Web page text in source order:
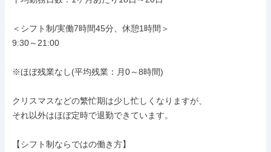
＜シフト制/実働7時間45分、休憩1時間＞
9:30～21:00
※ほぼ残業なし(平均残業：月0～8時間)
クリスマスなどの繁忙期は少し忙しくなりますが、
それ以外はほぼ定時で退勤できています。
【シフト制ならではの働き方】